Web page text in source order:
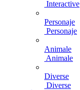
Interactive
Personaje
Personaje
Animale
Animale
Diverse
Diverse